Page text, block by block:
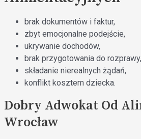
brak dokumentów i faktur,
zbyt emocjonalne podejście,
ukrywanie dochodów,
brak przygotowania do rozprawy,
składanie nierealnych żądań,
konflikt kosztem dziecka.
Dobry Adwokat Od
Wrocław